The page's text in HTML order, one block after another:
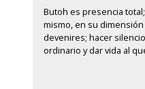
Butoh es presencia
mismo, en su
devenires; hacer
ordinario y dar vida al